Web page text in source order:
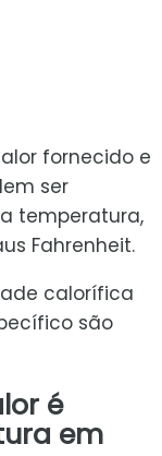
fornecido e
ser
temperatura,
Fahrenheit.
calorífica
são
é
em